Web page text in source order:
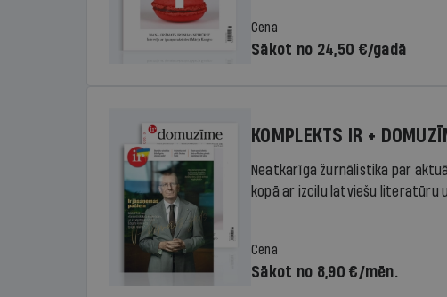
Cena
Sākot no 24,50 €/gadā
KOMPLEKTS IR +
Neatkarīga žurnālistika par
kopā ar izcilu latviešu literatūru
Cena
Sākot no 8,90 €/mēn.